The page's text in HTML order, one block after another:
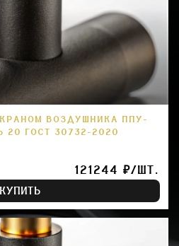
ВОЗДУШНИКА ППУ-
20 ГОСТ 30732-2020
121244 ₽/ШТ.
КУПИТЬ